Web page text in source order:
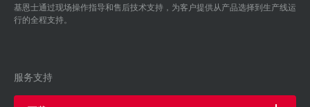
基恩士通过现场操作指导和售后技术支持，为客户提供从产品选择到生产线运
行的全程支持。
服务支持